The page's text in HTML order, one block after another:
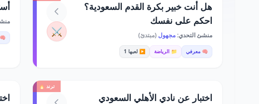
هل أنت خبير بكرة القدم السعودية؟
احكم على نفسك
منشئ التحدي:مجهول (مبتدئ)
🧠 معرفي 📁 الرياضة ▶️ لعبها 1
⚔️
ترند 🔥
اختبار عن نادي الأهلي السعودي